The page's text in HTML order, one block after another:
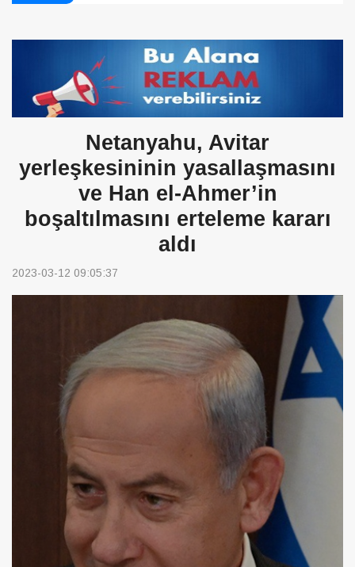
Derneği:Vicdanlarınız tutsak, kalemleriniz esir
Netanyahu, Avitar
yerleşkesininin yasallaşmasını
ve Han el-Ahmer’in
boşaltılmasını erteleme kararı
aldı
2023-03-12 09:05:37